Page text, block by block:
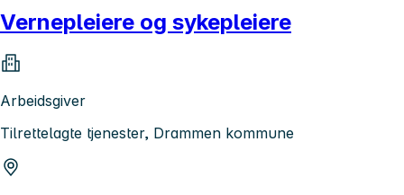
Vernepleiere og sykepleiere
Arbeidsgiver
Tilrettelagte tjenester, Drammen kommune